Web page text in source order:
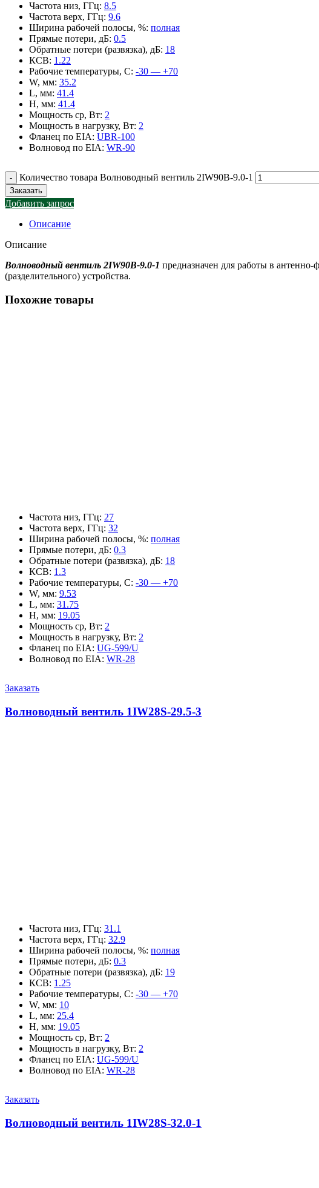
Частота низ, ГГц: 8.5
Частота верх, ГГц: 9.6
Ширина рабочей полосы, %: полная
Прямые потери, дБ: 0.5
Обратные потери (развязка), дБ: 18
КСВ: 1.22
Рабочие температуры, С: -30 — +70
W, мм: 35.2
L, мм: 41.4
H, мм: 41.4
Мощность ср, Вт: 2
Мощность в нагрузку, Вт: 2
Фланец по EIA: UBR-100
Волновод по EIA: WR-90
Количество товара Волноводный вентиль 2IW90B-9.0-1
Заказать
Добавить запрос
Описание
Описание
Волноводный вентиль 2IW90B-9.0-1 предназначен для работы в
(разделительного) устройства.
Похожие товары
Частота низ, ГГц: 27
Частота верх, ГГц: 32
Ширина рабочей полосы, %: полная
Прямые потери, дБ: 0.3
Обратные потери (развязка), дБ: 18
КСВ: 1.3
Рабочие температуры, С: -30 — +70
W, мм: 9.53
L, мм: 31.75
H, мм: 19.05
Мощность ср, Вт: 2
Мощность в нагрузку, Вт: 2
Фланец по EIA: UG-599/U
Волновод по EIA: WR-28
Заказать
Волноводный вентиль 1IW28S-29.5-3
Частота низ, ГГц: 31.1
Частота верх, ГГц: 32.9
Ширина рабочей полосы, %: полная
Прямые потери, дБ: 0.3
Обратные потери (развязка), дБ: 19
КСВ: 1.25
Рабочие температуры, С: -30 — +70
W, мм: 10
L, мм: 25.4
H, мм: 19.05
Мощность ср, Вт: 2
Мощность в нагрузку, Вт: 2
Фланец по EIA: UG-599/U
Волновод по EIA: WR-28
Заказать
Волноводный вентиль 1IW28S-32.0-1